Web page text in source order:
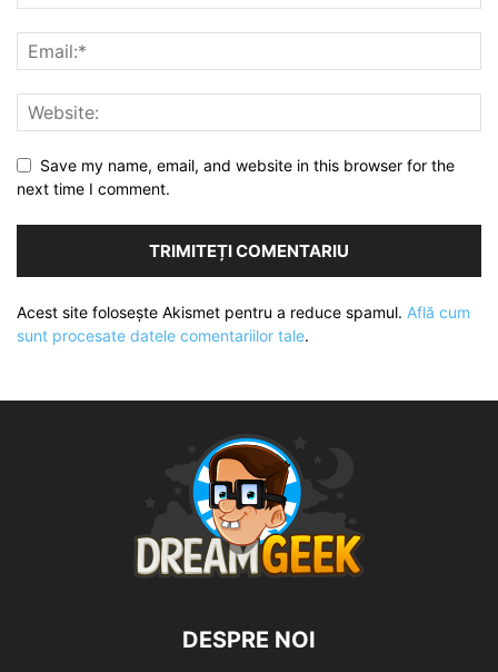
Save my name, email, and website in this browser for the
next time I comment.
Acest site folosește Akismet pentru a reduce spamul. Află cum
sunt procesate datele comentariilor tale.
DESPRE NOI